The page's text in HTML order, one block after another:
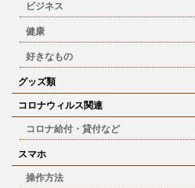
ビジネス
健康
好きなもの
グッズ類
コロナウィルス関連
コロナ給付・貸付など
スマホ
操作方法